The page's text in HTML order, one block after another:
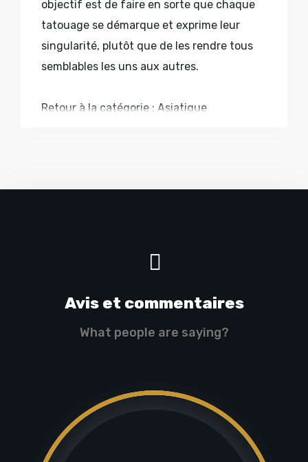
objectif est de faire en sorte que chaque
tatouage se démarque et exprime leur
singularité, plutôt que de les rendre tous
semblables les uns aux autres.
Retour à la catégorie : Asiatique
Avis et commentaires
What people are saying?